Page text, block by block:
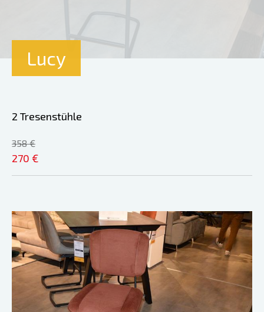
Lucy
2 Tresenstühle
358 €
270 €